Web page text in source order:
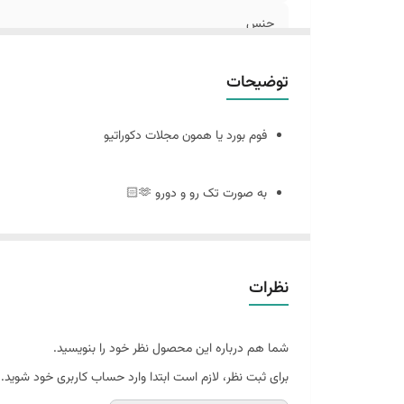
جنس
توضیحات
فوم بورد یا همون مجلات دکوراتیو
به صورت تک رو و دورو 🫶🏻
و به صورت پشت و رو جلد مجله های معروف چاپ میشه
نظرات
شما هم درباره این محصول نظر خود را بنویسید.
برای ثبت نظر، لازم است ابتدا وارد حساب کاربری خود شوید.